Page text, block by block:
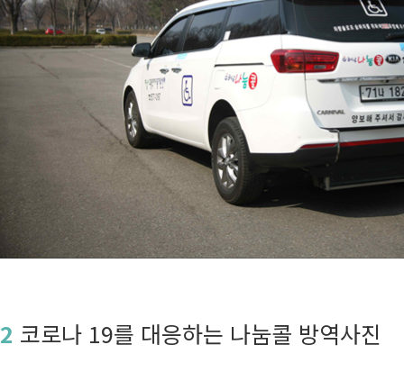
2 코로나 19를 대응하는 나눔콜 방역사진